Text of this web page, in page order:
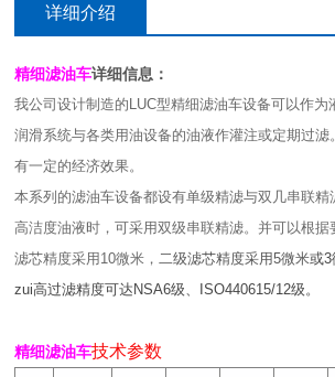
详细介绍
精细滤油车详细信息：
我公司设计制造的LUC型精细滤油车设备可以作为
润滑系统与各类用油设备的油液作灌注或定期过
有一定的经济效果。
本系列的滤油车设备都设有单级精滤与双几串联
高洁度油液时，可采用双级串联精滤。并可以根据
滤芯精度采用10微米， 二级滤芯精度采用5微米或3
zui高过滤精度可达NSA6级、ISO440615/12级。
精细滤油车技术参数